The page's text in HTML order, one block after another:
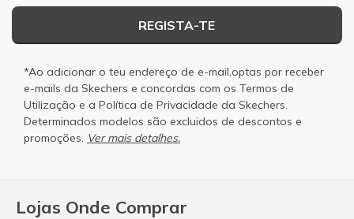
Lojas Onde Comprar
REGISTA-TE
*Ao adicionar o teu endereço de e-mail,optas por receber
e-mails da Skechers e concordas com os Termos de
Utilização e a Política de Privacidade da Skechers.
Determinados modelos são excluidos de descontos e
promoções. Ver mais detalhes.